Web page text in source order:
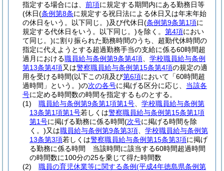
指定する場合には、 前項に規定する期間内にある勤務日等
(休日(条例第8条に規定する祝日法による休日又は年末年始
の休日をいう。以下同じ。)及び代休日(条例第9条第1項に
規定する代休日をいう。以下同じ。)を除く。 第4項におい
て同じ。)に割り振られた勤務時間のうち、超勤代休時間の
指定に代えようとする超過勤務手当の支給に係る60時間超
過月における職員給与条例第9条第4項
学校職員給与条例
第13条第4項又は警察職員給与条例第15条第4項の規定の適
用を受ける時間(以下この項及び第6項において「60時間超
過時間」という。)の次の各号に掲げる区分に応じ、 当該各
号に定める時間数の時間を指定するものとする。
(1)
職員給与条例第9条第1項第1号
学校職員給与条例第
13条第1項第1号若しくは警察職員給与条例第15条第1項
第1号に掲げる勤務に係る時間(次号に掲げる時間を除
く。)又は職員給与条例第9条第3項
学校職員給与条例第
13条第3項若しくは警察職員給与条例第15条第3項に掲げ
る勤務に係る時間 当該時間に該当する60時間超過時間
の時間数に100分の25を乗じて得た時間数
(2)
職員の育児休業等に関する条例(平成4年徳島県条例第